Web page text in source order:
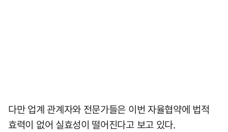
다만 업계 관계자와 전문가들은 이번 자율협약에 법적
효력이 없어 실효성이 떨어진다고 보고 있다.